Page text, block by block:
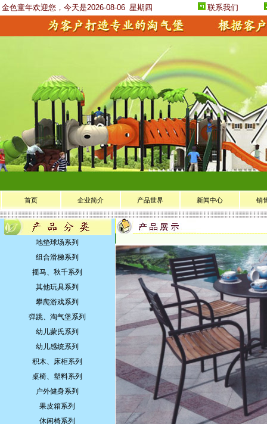
金色童年欢迎您，今天是2026-08-06 星期四 联系我们
首页 企业简介 产品世界 新闻中心 销
地垫球场系列
组合滑梯系列
摇马、秋千系列
其他玩具系列
攀爬游戏系列
弹跳、淘气堡系列
幼儿蒙氏系列
幼儿感统系列
积木、床柜系列
桌椅、塑料系列
户外健身系列
果皮箱系列
休闲椅系列